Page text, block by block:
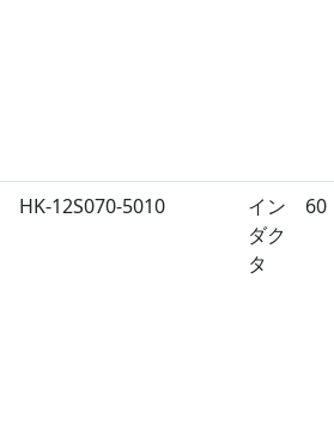
HK-12S070-5010
イン
ダク
タ
60